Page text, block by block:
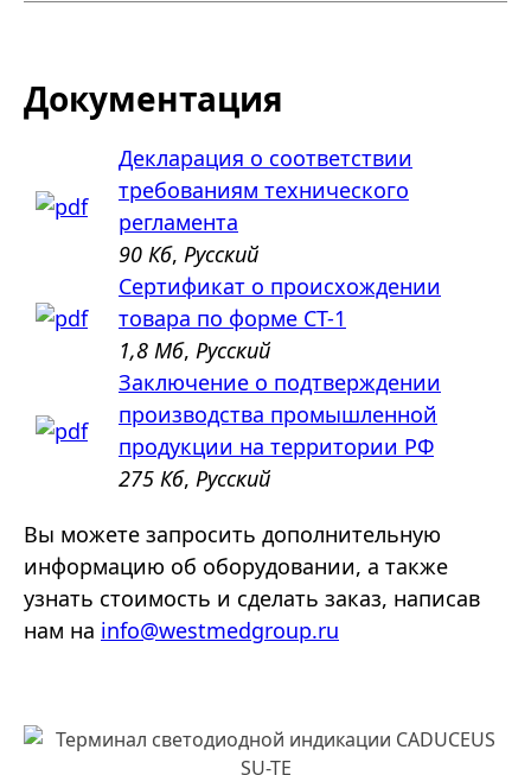
Документация
Декларация о соответствии
требованиям технического
регламента
90 Кб, Русский
Сертификат о происхождении
товара по форме СТ-1
1,8 Мб, Русский
Заключение о подтверждении
производства промышленной
продукции на территории РФ
275 Кб, Русский
Вы можете запросить дополнительную
информацию об оборудовании, а также
узнать стоимость и сделать заказ, написав
нам на info@westmedgroup.ru